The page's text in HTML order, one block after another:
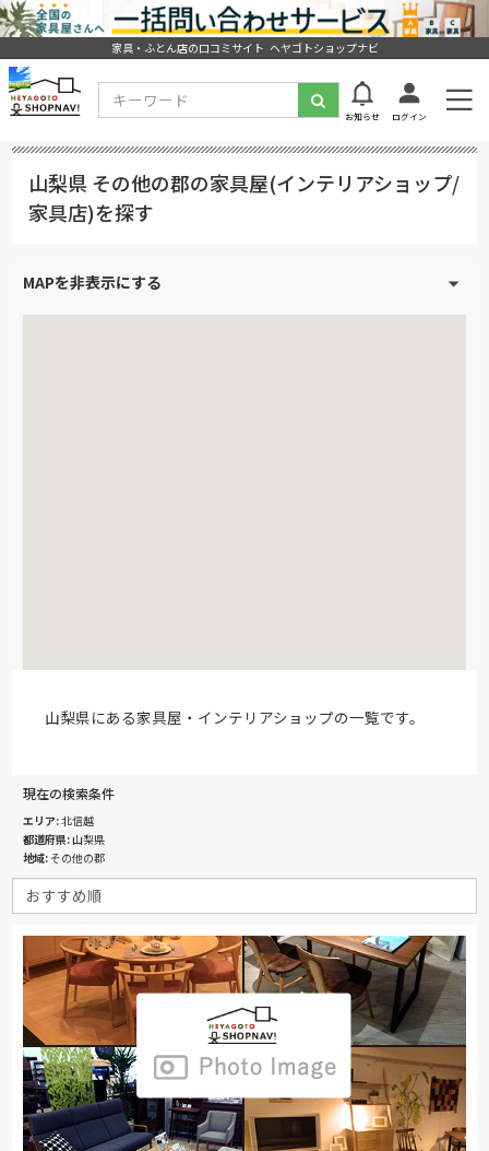
家具・ふとん店の口コミサイト ヘヤゴトショップナビ
お知らせ ログイン
山梨県 その他の郡の家具屋(インテリアショップ/
家具店)を探す
山梨県にある家具屋・インテリアショップの一覧です。
現在の検索条件
エリア 北信越
都道府県 山梨県
地域 その他の郡